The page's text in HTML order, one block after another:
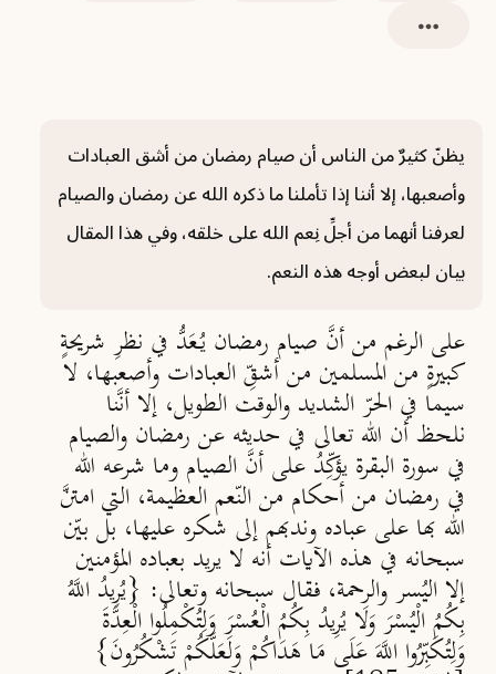
يظنّ كثيرٌ من الناس أن صيام رمضان من أشق العبادات
وأصعبها، إلا أننا إذا تأملنا ما ذكره الله عن رمضان والصيام
لعرفنا أنهما من أجلِّ نِعم الله على خلقه، وفي هذا المقال
بيان لبعض أوجه هذه النعم.
على الرغم من أنَّ صيام رمضان يُعَدُّ في نظرِ شريحةٍ
كبيرةٍ من المسلمين من أشقِّ العبادات وأصعبها، لا
سيما في الحرّ الشديد والوقت الطويل، إلا أنَّنا
نلحظ أن الله تعالى في حديثه عن رمضان والصيام
في سورة البقرة يؤكِّدُ على أنَّ الصيام وما شرعه الله
في رمضان من أحكام من النّعم العظيمة، التي امتنَّ
الله بها على عباده وندبهم إلى شكره عليها، بل بيّن
سبحانه في هذه الآيات أنه لا يريد بعباده المؤمنين
إلا اليُسر والرحمة، فقال سبحانه وتعالى: {يُرِيدُ اللَّهُ
بِكُمُ الْيُسْرَ وَلَا يُرِيدُ بِكُمُ الْعُسْرَ وَلِتُكْمِلُوا الْعِدَّةَ
وَلِتُكَبِّرُوا اللَّهَ عَلَى مَا هَدَاكُمْ وَلَعَلَّكُمْ تَشْكُرُونَ}